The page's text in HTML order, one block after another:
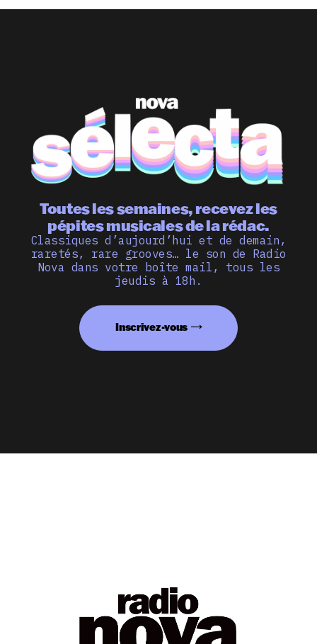
Toutes les semaines, recevez les
pépites musicales de la rédac.
Classiques d’aujourd’hui et de demain,
raretés, rare grooves… le son de Radio
Nova dans votre boîte mail, tous les
jeudis à 18h.
Inscrivez-vous